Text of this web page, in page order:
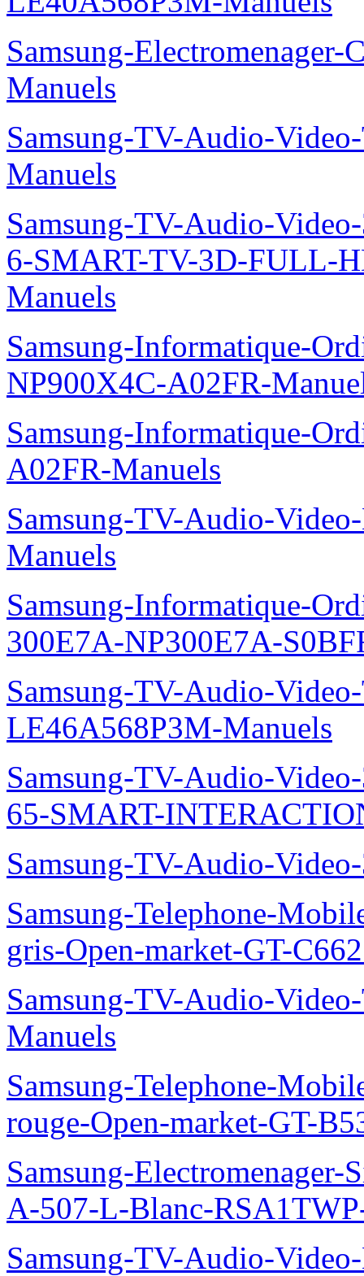
Samsung-
Manuels
Samsung-TV-Audio-
Manuels
Samsung-TV-Audio-
6-SMART-TV-3D-FULL-
Manuels
Samsung-Informatique-
NP900X4C-A02FR-
Samsung-Informatique-
A02FR-Manuels
Samsung-TV-Audio-
Manuels
Samsung-Informatique-
300E7A-NP300E7A-
Samsung-TV-Audio-
LE46A568P3M-Manuels
Samsung-TV-Audio-
65-SMART-
Samsung-TV-Audio-
Samsung-Telephone-
gris-Open-market-GT-
Samsung-TV-Audio-
Manuels
Samsung-Telephone-
rouge-Open-market-GT-
Samsung-
A-507-L-Blanc-
Samsung-TV-Audio-